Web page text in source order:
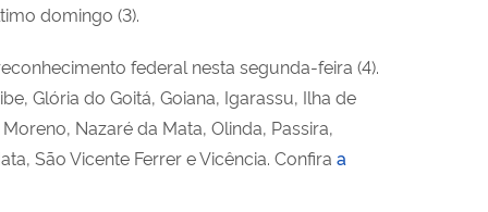
domingo (3).
federal nesta segunda-feira (4).
Glória do Goitá, Goiana, Igarassu, Ilha de
Nazaré da Mata, Olinda, Passira,
São Vicente Ferrer e Vicência. Confira a